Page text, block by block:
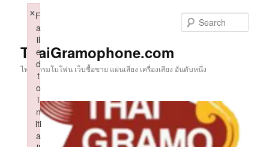
ThaiGramophone.com
ไทยแกรมโมโฟน เว็บซื้อขาย แผ่นเสียง เครื่องเสียง อันดับหนึ่ง
F
a
il
e
d
t
o
i
n
iti
a
×